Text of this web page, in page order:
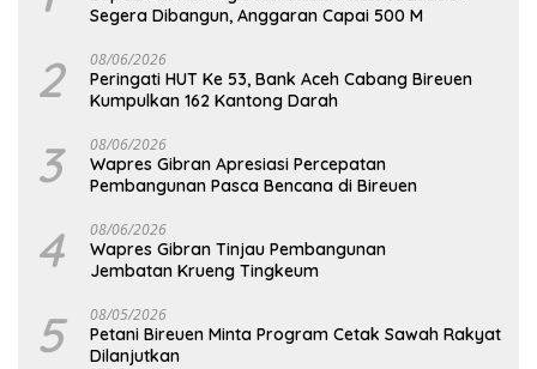
Segera Dibangun, Anggaran Capai 500 M
2 08/06/2026
Peringati HUT Ke 53, Bank Aceh Cabang Bireuen
Kumpulkan 162 Kantong Darah
3 08/06/2026
Wapres Gibran Apresiasi Percepatan
Pembangunan Pasca Bencana di Bireuen
4 08/06/2026
Wapres Gibran Tinjau Pembangunan
Jembatan Krueng Tingkeum
5 08/05/2026
Petani Bireuen Minta Program Cetak Sawah Rakyat
Dilanjutkan